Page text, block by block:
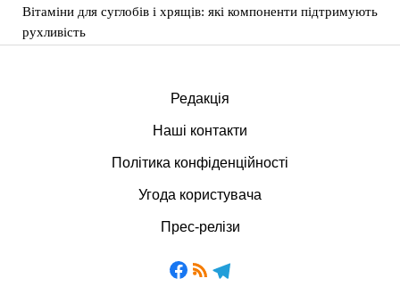
Вітаміни для суглобів і хрящів: які компоненти підтримують
рухливість
Редакція
Наші контакти
Політика конфіденційності
Угода користувача
Прес-релізи